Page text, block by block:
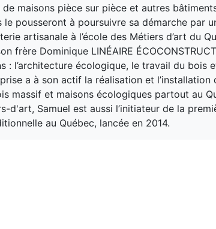
maisons pièce sur pièce et autres
pousseront à poursuivre sa démarche par
artisanale à l’école des Métiers d’art du
frère Dominique LINÉAIRE
: l’architecture écologique, le travail du bois
a à son actif la réalisation et l’installation
massif et maisons écologiques partout au
d'art, Samuel est aussi l’initiateur de la
au Québec, lancée en 2014.